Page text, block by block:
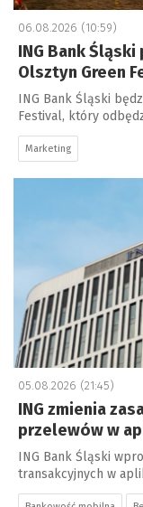
06.08.2026 (10:59)
ING Bank
Olsztyn Green
ING Bank Śląski
Festival, który
Marketing
a
05.08.2026 (21:45)
ING zmienia
przelewów w
ING Bank Śląski
transakcyjnych w